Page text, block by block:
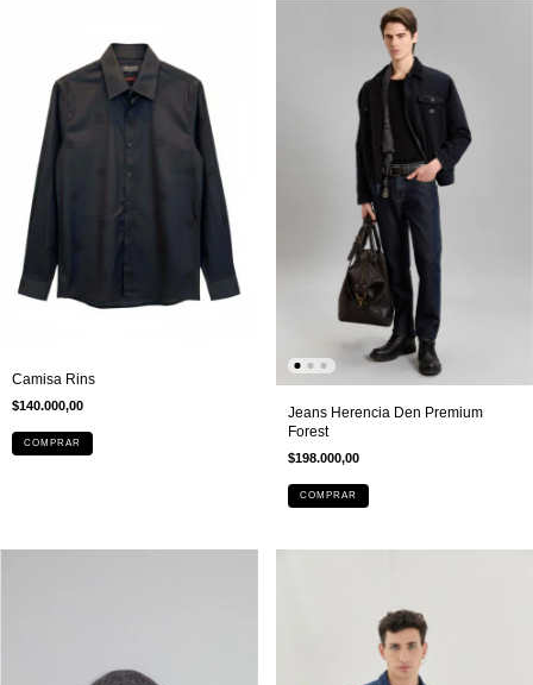
Camisa Rins
$140.000,00
COMPRAR
Jeans Herencia Den Premium
Forest
$198.000,00
COMPRAR